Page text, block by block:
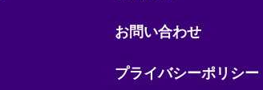
お問い合わせ
プライバシーポリシー